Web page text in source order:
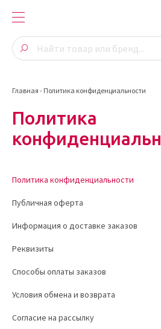
Главная - Политика конфиденциальности
Политика
Политика конфиденциальности
Публичная оферта
Информация о доставке заказов
Реквизиты
Способы оплаты заказов
Условия обмена и возврата
Согласие на рассылку